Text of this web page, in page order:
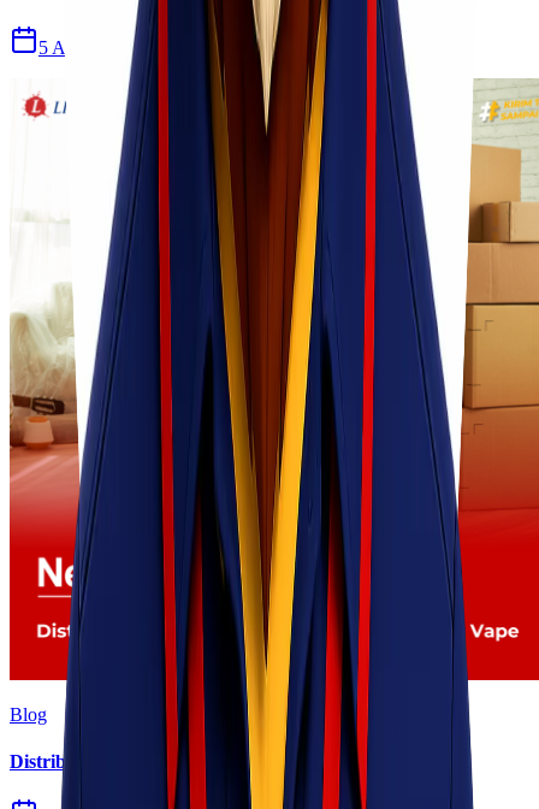
5 Agu 2026
Blog
Distribusi Pengiriman Rokok Elektronik atau Vape